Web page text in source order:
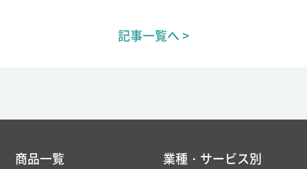
記事一覧へ >
商品一覧
業種・サービス別